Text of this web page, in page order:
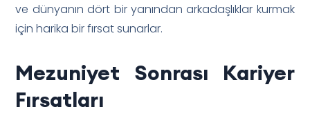
ve dünyanın dört bir yanından arkadaşlıklar kurmak
için harika bir fırsat sunarlar.
Mezuniyet Sonrası Kariyer
Fırsatları